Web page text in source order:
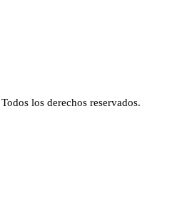
los derechos reservados.